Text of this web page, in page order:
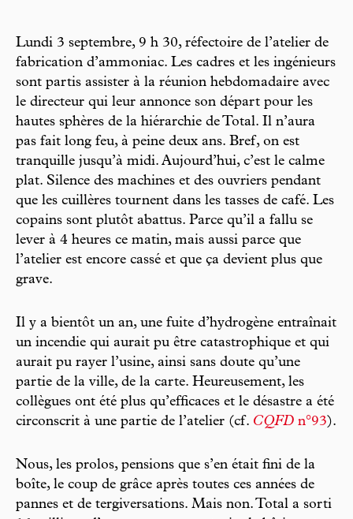
Lundi 3 septembre, 9 h 30, réfectoire de l’atelier de
fabrication d’ammoniac. Les cadres et les ingénieurs
sont partis assister à la réunion hebdomadaire avec
le directeur qui leur annonce son départ pour les
hautes sphères de la hiérarchie de Total. Il n’aura
pas fait long feu, à peine deux ans. Bref, on est
tranquille jusqu’à midi. Aujourd’hui, c’est le calme
plat. Silence des machines et des ouvriers pendant
que les cuillères tournent dans les tasses de café. Les
copains sont plutôt abattus. Parce qu’il a fallu se
lever à 4 heures ce matin, mais aussi parce que
l’atelier est encore cassé et que ça devient plus que
grave.
Il y a bientôt un an, une fuite d’hydrogène entraînait
un incendie qui aurait pu être catastrophique et qui
aurait pu rayer l’usine, ainsi sans doute qu’une
partie de la ville, de la carte. Heureusement, les
collègues ont été plus qu’efficaces et le désastre a été
circonscrit à une partie de l’atelier (cf. CQFD n°93).
Nous, les prolos, pensions que s’en était fini de la
boîte, le coup de grâce après toutes ces années de
pannes et de tergiversations. Mais non. Total a sorti